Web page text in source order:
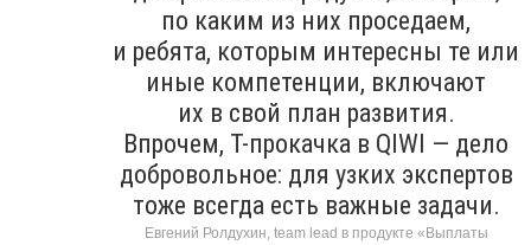
по каким из них проседаем,
и ребята, которым интересны те или
иные компетенции, включают
их в свой план развития.
Впрочем, T-прокачка в QIWI — дело
добровольное: для узких экспертов
тоже всегда есть важные задачи.
Евгений Ролдухин, team lead в продукте «Выплаты